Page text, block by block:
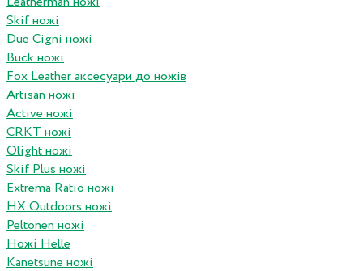
Skif ножі
Due Cigni ножі
Buck ножі
Fox Leather аксесуари до ножів
Artisan ножі
Active ножі
CRKT ножі
Olight ножі
Skif Plus ножі
Extrema Ratio ножі
HX Outdoors ножі
Peltonen ножі
Ножі Helle
Kanetsune ножі